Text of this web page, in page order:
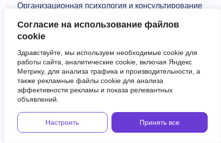
Согласие на использование файлов
cookie
Здравствуйте, мы используем необходимые cookie для
работы сайта, аналитические cookie, включая Яндекс
Метрику, для анализа трафика и производительности, а
также рекламные файлы cookie для анализа
эффективности рекламы и показа релевантных
объявлений.
Настроить Принять все
Организационная психология и консультирование
Патопсихология
Педагогическая психология
Перинатальная психология
Психодиагностика
Психокоррекция
Психолингвистика
Психология